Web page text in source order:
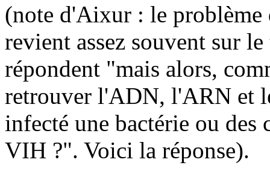
(note d'Aixur : le
revient assez souvent sur
répondent "mais alors,
retrouver l'ADN, l'ARN et
infecté une bactérie ou
VIH ?". Voici la réponse).